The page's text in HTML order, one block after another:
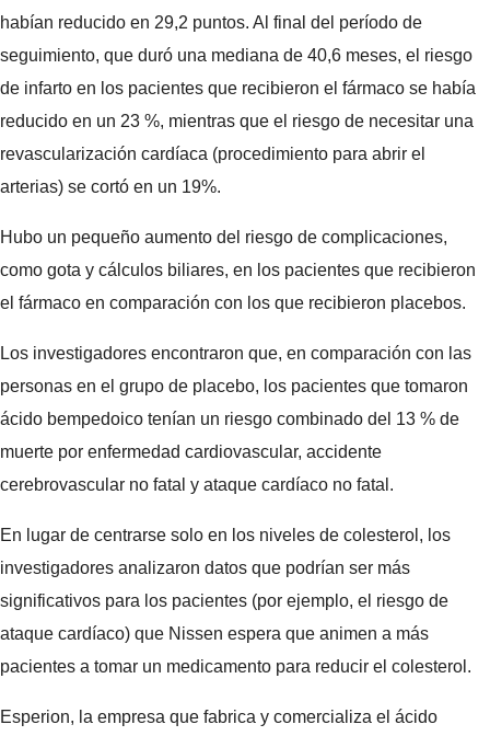
habían reducido en 29,2 puntos. Al final del período de
seguimiento, que duró una mediana de 40,6 meses, el riesgo
de infarto en los pacientes que recibieron el fármaco se había
reducido en un 23 %, mientras que el riesgo de necesitar una
revascularización cardíaca (procedimiento para abrir el
arterias) se cortó en un 19%.
Hubo un pequeño aumento del riesgo de complicaciones,
como gota y cálculos biliares, en los pacientes que recibieron
el fármaco en comparación con los que recibieron placebos.
Los investigadores encontraron que, en comparación con las
personas en el grupo de placebo, los pacientes que tomaron
ácido bempedoico tenían un riesgo combinado del 13 % de
muerte por enfermedad cardiovascular, accidente
cerebrovascular no fatal y ataque cardíaco no fatal.
En lugar de centrarse solo en los niveles de colesterol, los
investigadores analizaron datos que podrían ser más
significativos para los pacientes (por ejemplo, el riesgo de
ataque cardíaco) que Nissen espera que animen a más
pacientes a tomar un medicamento para reducir el colesterol.
Esperion, la empresa que fabrica y comercializa el ácido